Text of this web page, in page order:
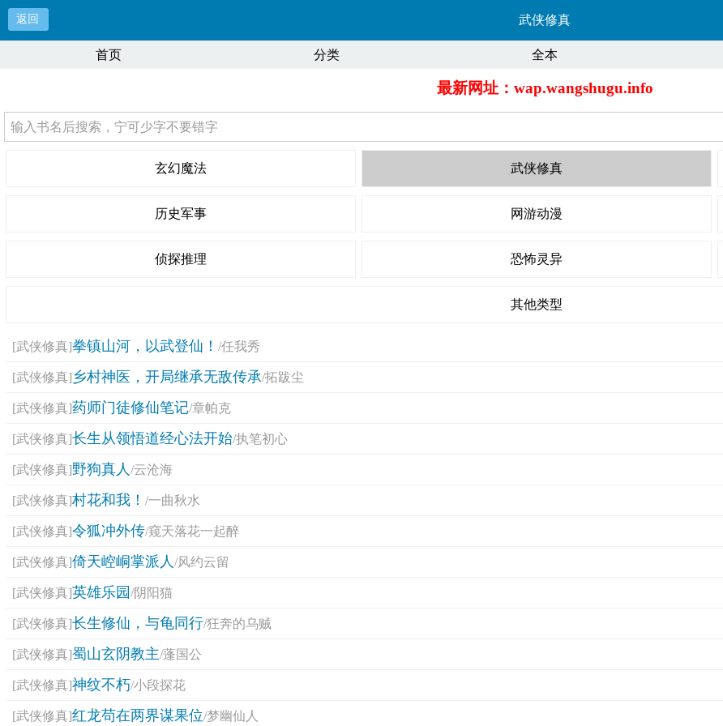
返回 武侠修真
首页 分类 全本
最新网址：wap.wangshugu.info
玄幻魔法 武侠修真
历史军事 网游动漫
侦探推理 恐怖灵异
其他类型
[武侠修真]拳镇山河，以武登仙！ /任我秀
[武侠修真]乡村神医，开局继承无敌传承/拓跋尘
[武侠修真]药师门徒修仙笔记/章帕克
[武侠修真]长生从领悟道经心法开始/执笔初心
[武侠修真]野狗真人/云沧海
[武侠修真]村花和我！ /一曲秋水
[武侠修真]令狐冲外传/窥天落花一起醉
[武侠修真]倚天崆峒掌派人/风约云留
[武侠修真]英雄乐园 /阴阳猫
[武侠修真]长生修仙，与龟同行/狂奔的乌贼
[武侠修真]蜀山玄阴教主/蓬国公
[武侠修真]神纹不朽/小段探花
[武侠修真]红龙苟在两界谋果位/梦幽仙人